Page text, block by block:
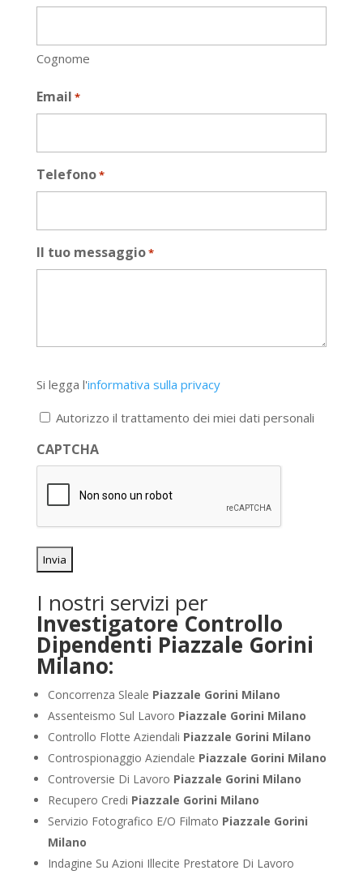
Cognome
Email *
Telefono*
Il tuo messaggio*
legga
l'informativa
privacy
*
Si legga l'informativa sulla privacy
Autorizzo il trattamento dei miei dati personali
CAPTCHA
I nostri servizi per
Investigatore Controllo
Dipendenti Piazzale Gorini
Milano:
Concorrenza Sleale Piazzale Gorini Milano
Assenteismo Sul Lavoro Piazzale Gorini Milano
Controllo Flotte Aziendali Piazzale Gorini Milano
Controspionaggio Aziendale Piazzale Gorini Milano
Controversie Di Lavoro Piazzale Gorini Milano
Recupero Credi Piazzale Gorini Milano
Servizio Fotografico E/O Filmato Piazzale Gorini
Milano
Indagine Su Azioni Illecite Prestatore Di Lavoro